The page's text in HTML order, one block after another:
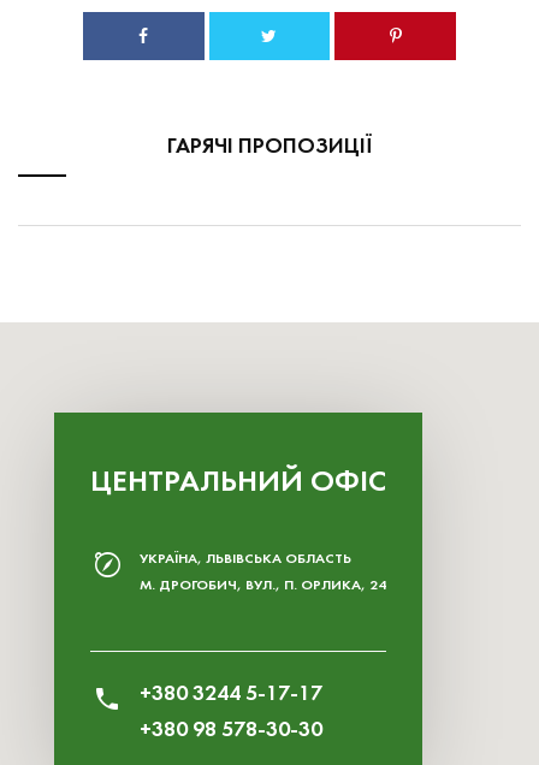
ГАРЯЧІ ПРОПОЗИЦІЇ
ЦЕНТРАЛЬНИЙ ОФІС
УКРАЇНА, ЛЬВІВСЬКА ОБЛАСТЬ
М. ДРОГОБИЧ, ВУЛ., П. ОРЛИКА, 24
+380 3244 5-17-17
+380 98 578-30-30